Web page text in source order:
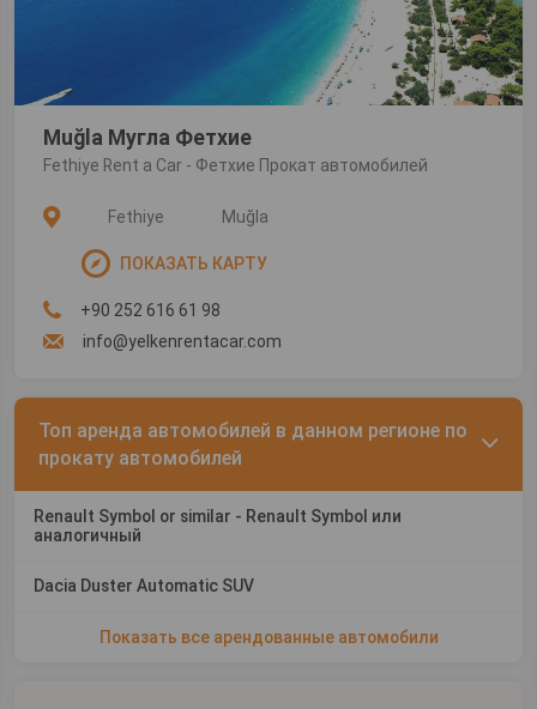
Muğla Мугла Фетхие
Fethiye Rent a Car - Фетхие Прокат автомобилей
Fethiye Muğla
ПОКАЗАТЬ КАРТУ
+90 252 616 61 98
info@yelkenrentacar.com
Топ аренда автомобилей в данном регионе по
прокату автомобилей
Renault Symbol or similar - Renault Symbol или
аналогичный
Dacia Duster Automatic SUV
Показать все арендованные автомобили